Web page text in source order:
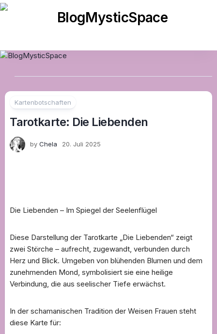
Skip
Kartenbotschaften
Tarotkarte: Die Liebenden
by Chela 20. Juli 2025
Die Liebenden – Im Spiegel der Seelenflügel
Diese Darstellung der Tarotkarte „Die Liebenden“ zeigt
zwei Störche – aufrecht, zugewandt, verbunden durch
Herz und Blick. Umgeben von blühenden Blumen und dem
zunehmenden Mond, symbolisiert sie eine heilige
Verbindung, die aus seelischer Tiefe erwächst.
In der schamanischen Tradition der Weisen Frauen steht
diese Karte für: